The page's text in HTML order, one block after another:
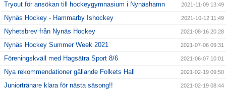
Tryout för ansökan till hockeygymnasium i Nynäshamn 2021-11-09 13:49
Nynäs Hockey - Hammarby Ishockey 2021-10-12 11:49
Nyhetsbrev från Nynäs Hockey 2021-08-16 20:28
Nynäs Hockey Summer Week 2021 2021-07-06 09:31
Föreningskväll med Hagsätra Sport 8/6 2021-06-07 10:01
Nya rekommendationer gällande Folkets Hall 2021-02-19 09:50
Juniortränare klara för nästa säsong!! 2021-02-19 08:44